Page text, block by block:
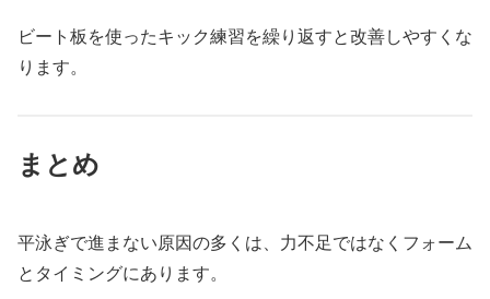
ビート板を使ったキック練習を繰り返すと改善しやすくな
ります。
まとめ
平泳ぎで進まない原因の多くは、力不足ではなくフォーム
とタイミングにあります。